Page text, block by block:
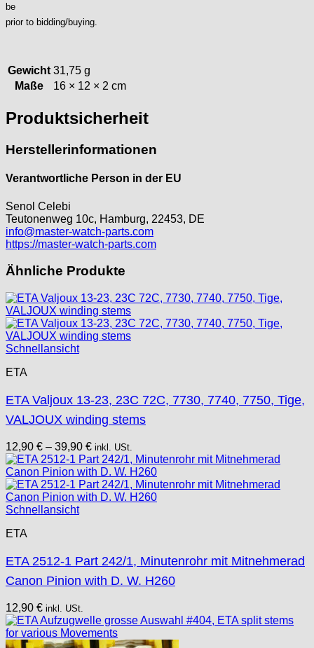
be
prior to bidding/buying.
Gewicht 31,75 g
Maße
16 × 12 × 2 cm
Produktsicherheit
Herstellerinformationen
Verantwortliche Person in der EU
Senol Celebi
Teutonenweg 10c, Hamburg, 22453, DE
info@master-watch-parts.com
https://master-watch-parts.com
Ähnliche Produkte
Schnellansicht
ETA
ETA Valjoux 13-23, 23C 72C, 7730, 7740, 7750, Tige,
VALJOUX winding stems
12,90 € – 39,90 € inkl. USt.
Schnellansicht
ETA
ETA 2512-1 Part 242/1, Minutenrohr mit Mitnehmerad
Canon Pinion with D. W. H260
12,90 € inkl. USt.